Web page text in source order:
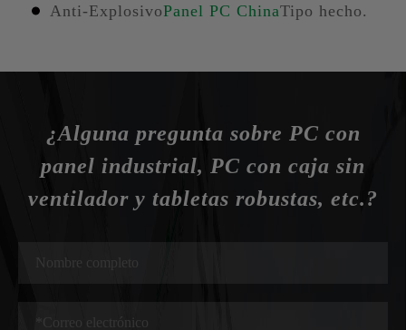
Anti-ExplosivoPanel PC ChinaTipo hecho.
¿Alguna pregunta sobre PC con
panel industrial, PC con caja sin
ventilador y tabletas robustas, etc.?